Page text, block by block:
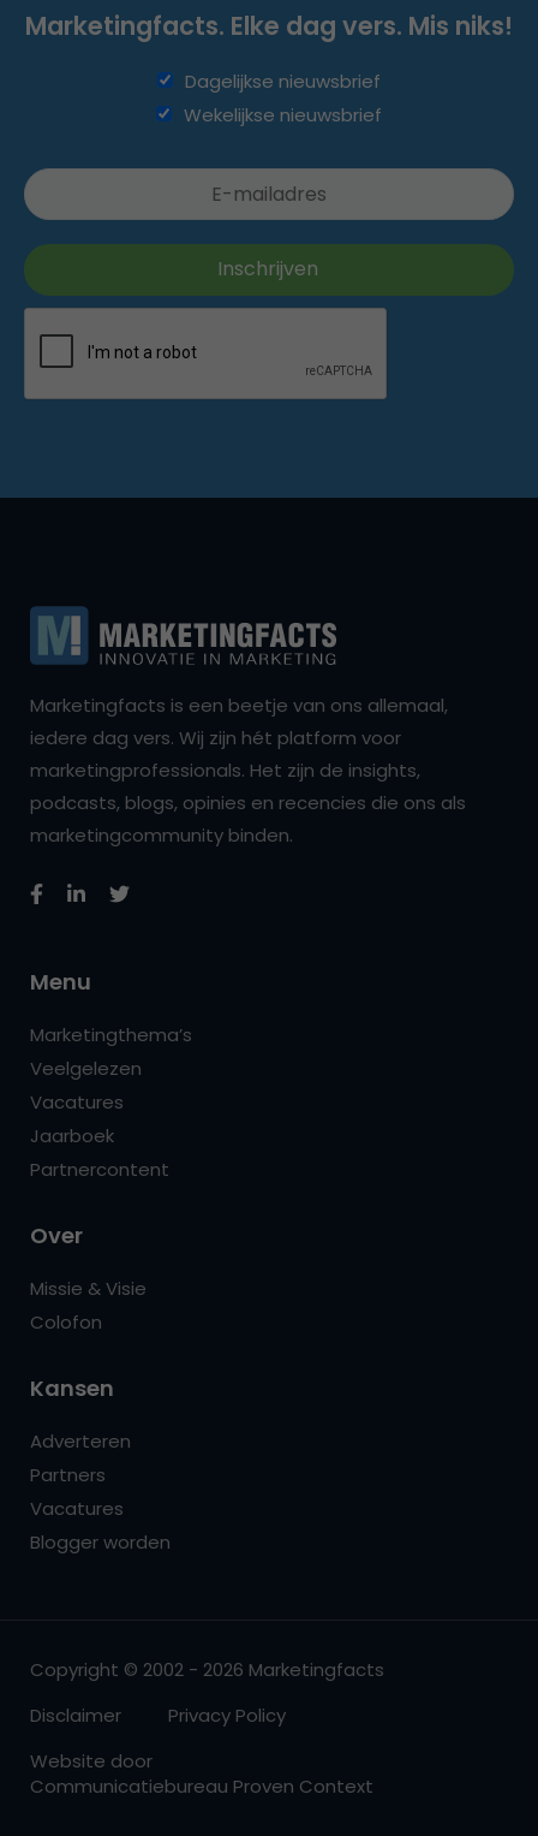
Marketingfacts. Elke dag vers. Mis niks!
Dagelijkse nieuwsbrief
Wekelijkse nieuwsbrief
Marketingfacts is een beetje van ons allemaal,
iedere dag vers. Wij zijn hét platform voor
marketingprofessionals. Het zijn de insights,
podcasts, blogs, opinies en recencies die ons als
marketingcommunity binden.
Menu
Marketingthema’s
Veelgelezen
Vacatures
Jaarboek
Partnercontent
Over
Missie & Visie
Colofon
Kansen
Adverteren
Partners
Vacatures
Blogger worden
Copyright © 2002 - 2026 Marketingfacts
Disclaimer
Privacy Policy
Website door
Communicatiebureau Proven Context